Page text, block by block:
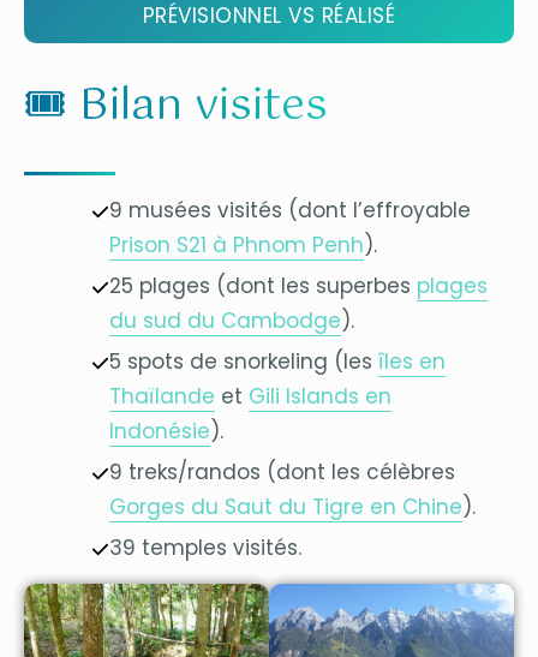
PRÉVISIONNEL VS RÉALISÉ
🎟 Bilan visites
9 musées visités (dont l’effroyable
Prison S21 à Phnom Penh).
25 plages (dont les superbes plages
du sud du Cambodge).
5 spots de snorkeling (les îles en
Thaïlande et Gili Islands en
Indonésie).
9 treks/randos (dont les célèbres
Gorges du Saut du Tigre en Chine).
39 temples visités.